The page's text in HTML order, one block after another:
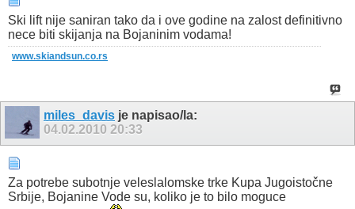
Ski lift nije saniran tako da i ove godine na zalost definitivno
nece biti skijanja na Bojaninim vodama!
www.skiandsun.co.rs
miles_davis je napisao/la:
04.02.2010 20:33
Za potrebe subotnje veleslalomske trke Kupa Jugoistočne
Srbije, Bojanine Vode su, koliko je to bilo moguce